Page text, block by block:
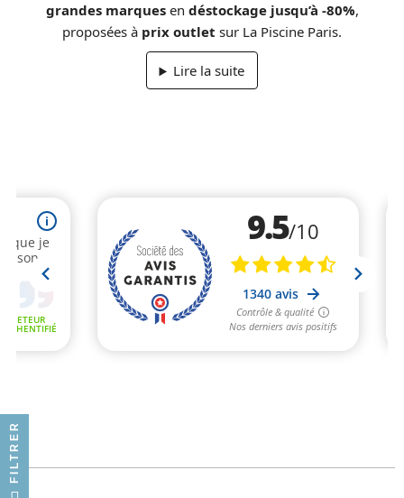
grandes marquesen déstockage jusqu’à -80%,
proposées à prix outlet sur La Piscine Paris.
Lire la suite
FILTRER